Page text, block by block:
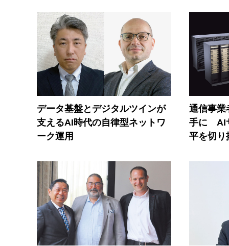
データ基盤とデジタルツインが
支えるAI時代の自律型ネットワ
ーク運用
通信事
手に AI
平を切り